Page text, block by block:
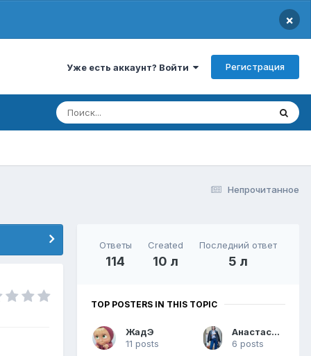
×
Уже есть аккаунт? Войти Регистрация
Непрочитанное
Ответы
114
Created
10 л
Последний ответ
5 л
TOP POSTERS IN THIS TOPIC
ЖадЭ
11 posts
Анастасия Ю.
6 posts